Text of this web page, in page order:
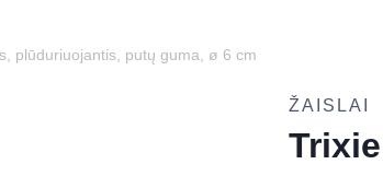
plūduriuojantis, putų guma, ø 6 cm
ŽAISLAI